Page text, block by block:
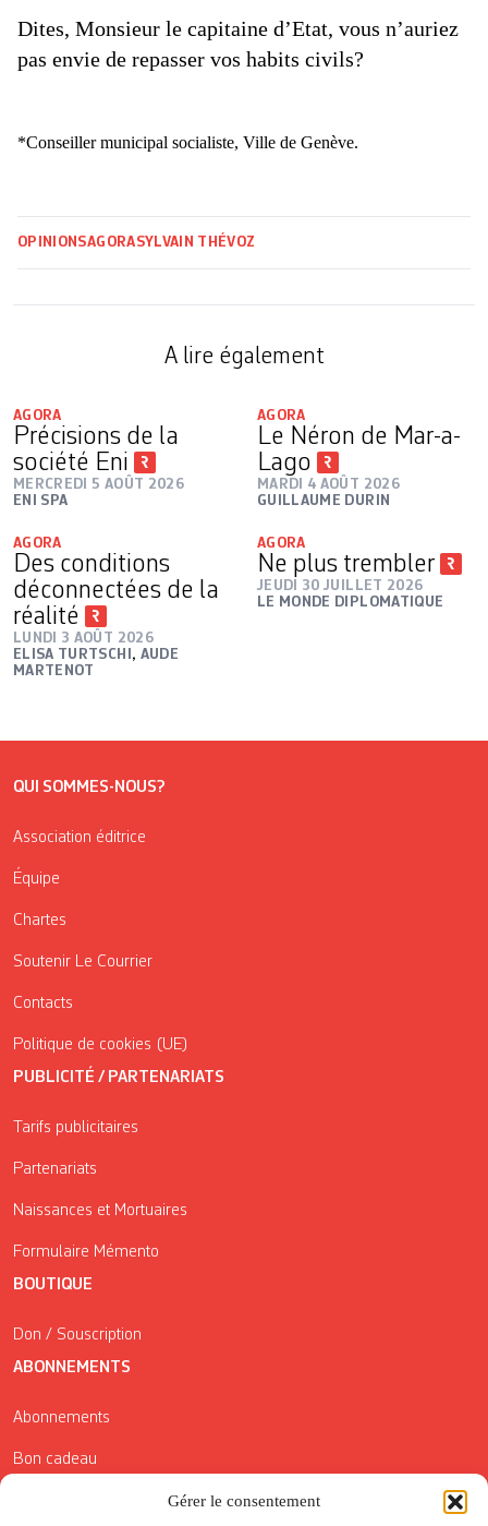
Gérer le consentement
Dites, Monsieur le capitaine d’Etat, vous n’auriez
pas envie de repasser vos habits civils?
*Conseiller municipal socialiste, Ville de Genève.
OPINIONSAGORASYLVAIN THÉVOZ
A lire également
AGORA
Précisions de la
société Eni
MERCREDI 5 AOÛT 2026
ENI SPA
AGORA
Le Néron de Mar-a-
Lago
MARDI 4 AOÛT 2026
GUILLAUME DURIN
AGORA
Des conditions
déconnectées de la
réalité
LUNDI 3 AOÛT 2026
ELISA TURTSCHI , AUDE
MARTENOT
AGORA
Ne plus trembler
JEUDI 30 JUILLET 2026
LE MONDE DIPLOMATIQUE
QUI SOMMES-NOUS?
Association éditrice
Équipe
Chartes
Soutenir Le Courrier
Contacts
Politique de cookies (UE)
PUBLICITÉ / PARTENARIATS
Tarifs publicitaires
Partenariats
Naissances et Mortuaires
Formulaire Mémento
BOUTIQUE
Don / Souscription
ABONNEMENTS
Abonnements
Bon cadeau
Conditions générales de vente